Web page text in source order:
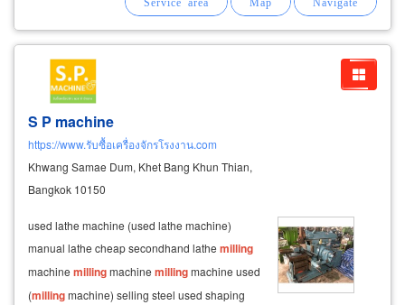
S P machine
https://www.รับซื้อเครื่องจักรโรงงาน.com
Khwang Samae Dum, Khet Bang Khun Thian,
Bangkok 10150
used lathe machine (used lathe machine)
manual lathe cheap secondhand lathe milling
machine millingmachine millingmachine used
(millingmachine) selling steel used shaping